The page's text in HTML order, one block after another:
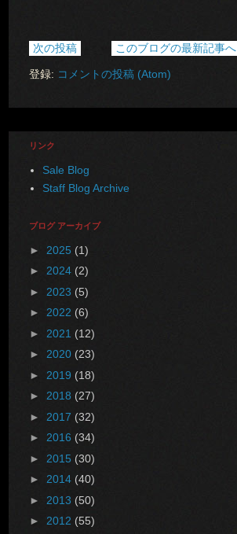
次の投稿 このブログの最新記事へ
登録: コメントの投稿 (Atom)
リンク
Sale Blog
Staff Blog Archive
ブログ アーカイブ
► 2025 (1)
► 2024 (2)
► 2023 (5)
► 2022 (6)
► 2021 (12)
► 2020 (23)
► 2019 (18)
► 2018 (27)
► 2017 (32)
► 2016 (34)
► 2015 (30)
► 2014 (40)
► 2013 (50)
► 2012 (55)